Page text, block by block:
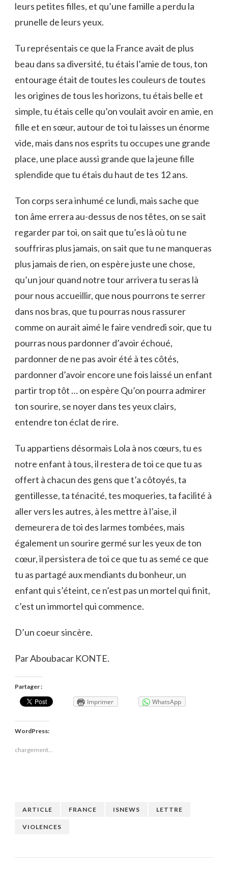
leurs petites filles, et qu’une famille a perdu la
prunelle de leurs yeux.
Tu représentais ce que la France avait de plus
beau dans sa diversité, tu étais l’amie de tous, ton
entourage était de toutes les couleurs de toutes
les origines de tous les horizons, tu étais belle et
simple, tu étais celle qu’on voulait avoir en amie, en
fille et en sœur, autour de toi tu laisses un énorme
vide, mais dans nos esprits tu occupes une grande
place, une place aussi grande que la jeune fille
splendide que tu étais du haut de tes 12 ans.
Ton corps sera inhumé ce lundi, mais sache que
ton âme errera au-dessus de nos têtes, on se sait
regarder par toi, on sait que tu’es là où tu ne
souffriras plus jamais, on sait que tu ne manqueras
plus jamais de rien, on espère juste une chose,
qu’un jour quand notre tour arrivera tu seras là
pour nous accueillir, que nous pourrons te serrer
dans nos bras, que tu pourras nous rassurer
comme on aurait aimé le faire vendredi soir, que tu
pourras nous pardonner d’avoir échoué,
pardonner de ne pas avoir été à tes côtés,
pardonner d’avoir encore une fois laissé un enfant
partir trop tôt … on espère Qu’on pourra admirer
ton sourire, se noyer dans tes yeux clairs,
entendre ton éclat de rire.
Tu appartiens désormais Lola à nos cœurs, tu es
notre enfant à tous, il restera de toi ce que tu as
offert à chacun des gens que t’a côtoyés, ta
gentillesse, ta ténacité, tes moqueries, ta facilité à
aller vers les autres, à les mettre à l’aise, il
demeurera de toi des larmes tombées, mais
également un sourire germé sur les yeux de ton
cœur, il persistera de toi ce que tu as semé ce que
tu as partagé aux mendiants du bonheur, un
enfant qui s’éteint, ce n’est pas un mortel qui finit,
c’est un immortel qui commence.
D’un coeur sincère.
Par Aboubacar KONTE.
Partager :
Imprimer WhatsApp
WordPress:
chargement…
ARTICLE FRANCE ISNEWS LETTRE
VIOLENCES